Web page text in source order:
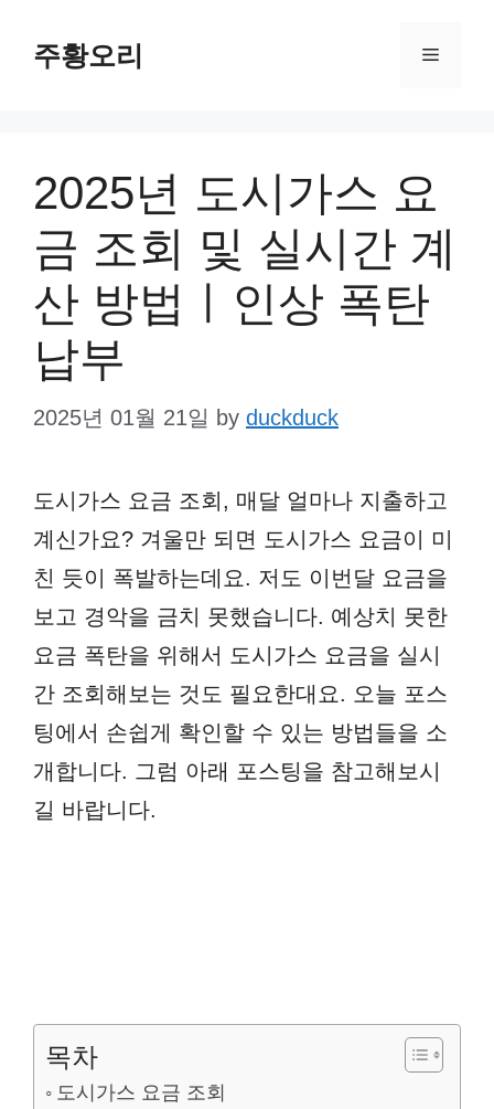
주황오리 Menu
2025년 도시가스 요
금 조회 및 실시간 계
산 방법ㅣ인상 폭탄
납부
2025년 01월 21일 by duckduck
도시가스 요금 조회, 매달 얼마나 지출하고
계신가요? 겨울만 되면 도시가스 요금이 미
친 듯이 폭발하는데요. 저도 이번달 요금을
보고 경악을 금치 못했습니다. 예상치 못한
요금 폭탄을 위해서 도시가스 요금을 실시
간 조회해보는 것도 필요한대요. 오늘 포스
팅에서 손쉽게 확인할 수 있는 방법들을 소
개합니다. 그럼 아래 포스팅을 참고해보시
길 바랍니다.
목차
도시가스 요금 조회